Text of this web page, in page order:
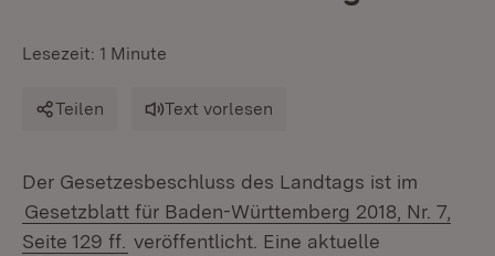
Lesezeit: 1 Minute
Teilen Text vorlesen
Der Gesetzesbeschluss des Landtags ist im
Gesetzblatt für Baden-Württemberg 2018, Nr. 7,
Seite 129 ff. veröffentlicht. Eine aktuelle